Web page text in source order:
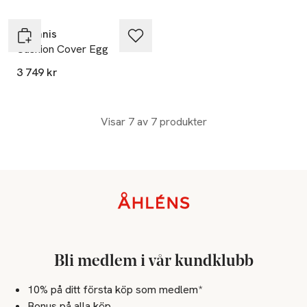
Ceannis
Cushion Cover Egg
3 749 kr
Visar 7 av 7 produkter
Bli medlem i vår kundklubb
10% på ditt första köp som medlem*